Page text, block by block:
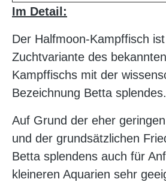
Im Detail:
Der Halfmoon-Kampffisch
Zuchtvariante des
Kampffischs mit der
Bezeichnung Betta splendes.
Auf Grund der eher
und der grundsätzlichen
Betta splendens auch für
kleineren Aquarien sehr